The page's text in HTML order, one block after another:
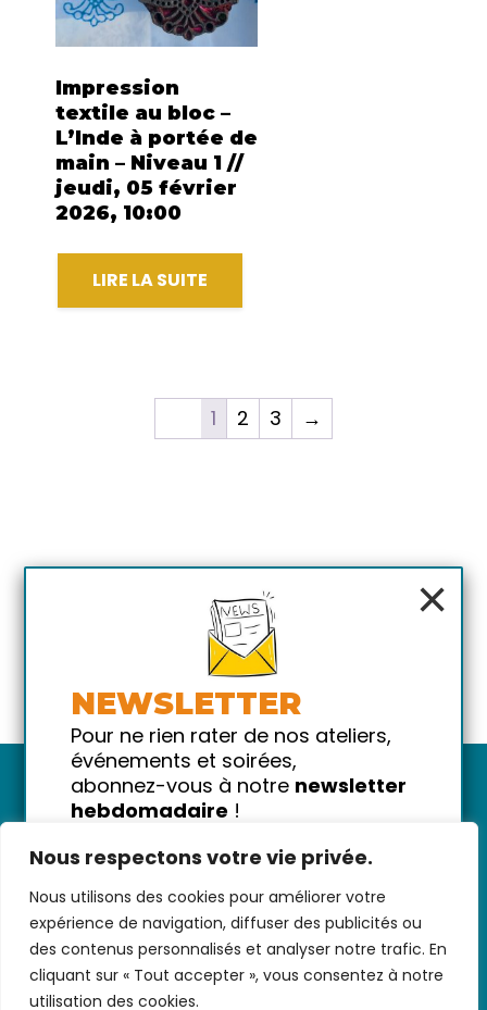
Nous respectons votre vie privée.
Nous utilisons des cookies pour améliorer votre
expérience de navigation, diffuser des publicités ou
des contenus personnalisés et analyser notre trafic. En
cliquant sur « Tout accepter », vous consentez à notre
utilisation des cookies.
Impression
textile au bloc –
L’Inde à portée de
main – Niveau 1 //
jeudi, 05 février
2026, 10:00
LIRE LA SUITE
1 2 3 →
Nous contacter- CGV/CGU-Données
personnelles-Infos pratiques- FAQ
×
NEWSLETTER
Pour ne rien rater de nos ateliers,
événements et soirées,
abonnez-vous à notre newsletter
hebdomadaire !
!
Votre email